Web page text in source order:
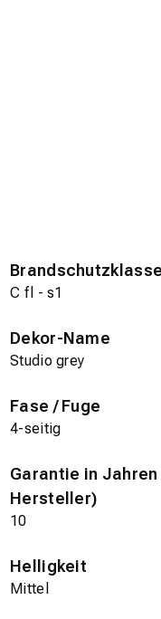
Brandschutzklasse
C fl - s1
Dekor-Name
Studio grey
Fase / Fuge
4-seitig
Garantie in
Hersteller)
10
Helligkeit
Mittel